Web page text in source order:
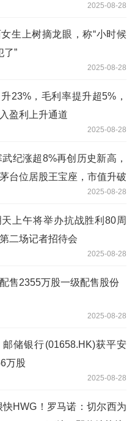
2025-08-28
生上树摘龙眼，称“小时候
了”
2025-08-28
23%，毛利率提升超5%，
盈利上升通道
2025-08-28
纪涨超8%再创历史新高，
台位居股王宝座，市值升破
年至今累计涨幅超2600%
2025-08-28
上午将举办抗战胜利80周
二场记者招待会
2025-08-28
售2355万股一级配售股份
2025-08-28
储银行(01658.HK)获平安
万股
2025-08-28
HWG！罗马诺：切尔西为